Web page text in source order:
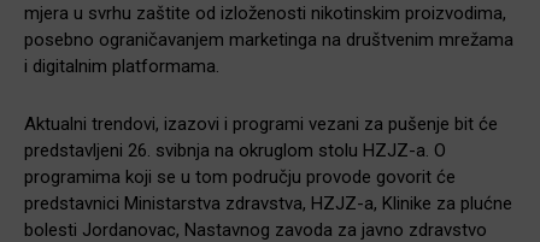
mjera u svrhu zaštite od izloženosti nikotinskim proizvodima,
posebno ograničavanjem marketinga na društvenim mrežama
i digitalnim platformama.
Aktualni trendovi, izazovi i programi vezani za pušenje bit će
predstavljeni 26. svibnja na okruglom stolu HZJZ-a. O
programima koji se u tom području provode govorit će
predstavnici Ministarstva zdravstva, HZJZ-a, Klinike za plućne
bolesti Jordanovac, Nastavnog zavoda za javno zdravstvo